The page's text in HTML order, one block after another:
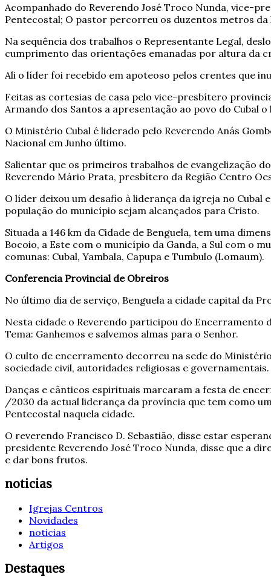
Acompanhado do Reverendo José Troco Nunda, vice-
Pentecostal; O pastor percorreu os duzentos metros
Na sequência dos trabalhos o Representante Legal,
cumprimento das orientações emanadas por altura da
Ali o líder foi recebido em apoteoso pelos crentes que
Feitas as cortesias de casa pelo vice-presbítero
Armando dos Santos a apresentação ao povo do Cubal
O Ministério Cubal é liderado pelo Reverendo Anás
Nacional em Junho último.
Salientar que os primeiros trabalhos de evangelização
Reverendo Mário Prata, presbítero da Região Centro
O líder deixou um desafio à liderança da igreja no
população do município sejam alcançados para Cristo.
Situada a 146 km da Cidade de Benguela, tem uma
Bocoio, a Este com o município da Ganda, a Sul com o
comunas: Cubal, Yambala, Capupa e Tumbulo (Lomaum).
Conferencia Provincial de Obreiros
No último dia de serviço, Benguela a cidade capital da
Nesta cidade o Reverendo participou do Encerramento
Tema: Ganhemos e salvemos almas para o Senhor.
O culto de encerramento decorreu na sede do
sociedade civil, autoridades religiosas e governamentais.
Danças e cânticos espirituais marcaram a festa de
/2030 da actual liderança da província que tem como
Pentecostal naquela cidade.
O reverendo Francisco D. Sebastião, disse estar
presidente Reverendo José Troco Nunda, disse que a
e dar bons frutos.
noticias
Igrejas Centros
Novidades
noticias
Artigos
Destaques